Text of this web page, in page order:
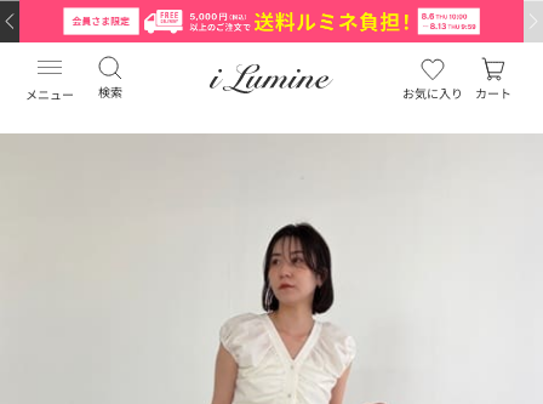
メニュー 検索 お気に入り カート